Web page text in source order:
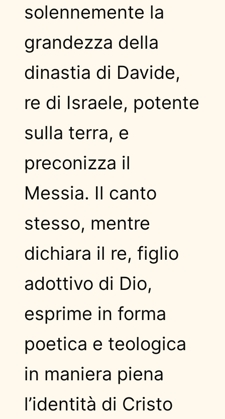
solennemente la
grandezza della
dinastia di Davide,
re di Israele, potente
sulla terra, e
preconizza il
Messia. Il canto
stesso, mentre
dichiara il re, figlio
adottivo di Dio,
esprime in forma
poetica e teologica
in maniera piena
l’identità di Cristo